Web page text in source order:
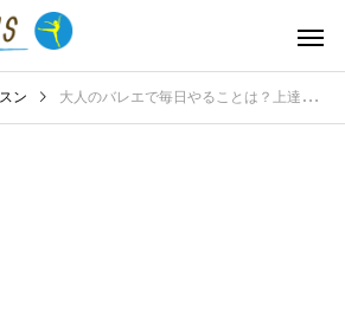
ン 大人のバレエで毎日やることは？上達を促す日々の練習と習慣を紹介